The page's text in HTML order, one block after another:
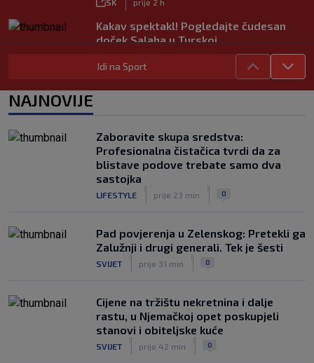
Kakav spektakl! Pogledajte čudesan
doček Salaha u Turskoj
Neočekivani problemi za Dinamo:
Mišićeva zamjena zapela u Beogradu
Idi na Sport
NAJNOVIJE
Zaboravite skupa sredstva:
Profesionalna čistačica tvrdi da za
blistave podove trebate samo dva
sastojka
LIFESTYLE prije 23 min 0
Pad povjerenja u Zelenskog: Pretekli ga
Zalužnji i drugi generali. Tek je šesti
SVIJET prije 31 min 0
Cijene na tržištu nekretnina i dalje
rastu, u Njemačkoj opet poskupjeli
stanovi i obiteljske kuće
SVIJET prije 42 min 0